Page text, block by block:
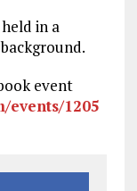
in a
event
events/1205